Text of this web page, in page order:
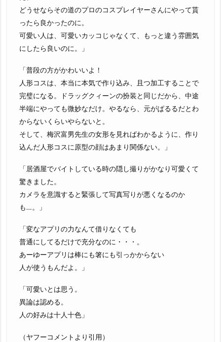
どうせならその道のプロのコスプレイヤーさんにやって貰
ったら良かったのに。
可愛い人は、可愛いカッコじゃなくて、もっと違う雰囲気
にしたら良いのに。」
「普段の方がかわいいよ！
人形コスは、本当に本気で作り込み、且つ加工することで
完璧になる。ドラッグクィーンの扮装と同じだから、中途
半端にやっても微妙なだけ。やるなら、元がぱるるだとわ
からないくらいやらないと。
そして、梅沢富男先生の女形を見ればわかるように、作り
込んだ人形コスに原型の顔はあまり関係ない。」
「居酒屋でバイトしている時の隠し撮りがかなり可愛くて
驚きました。
カメラを意識すると緊張して写真写りが悪くなるのか
も…。」
「変なアプリの力なんて借りなくても
普通にしてるだけで充分なのに・・・。
あーゆーアプリは棒にも箸にも引っかからない
人が使うもんだよ。」
「可愛いとは思う。
異論は認める。
人の好みは十人十色」
（ヤフーコメントより引用）